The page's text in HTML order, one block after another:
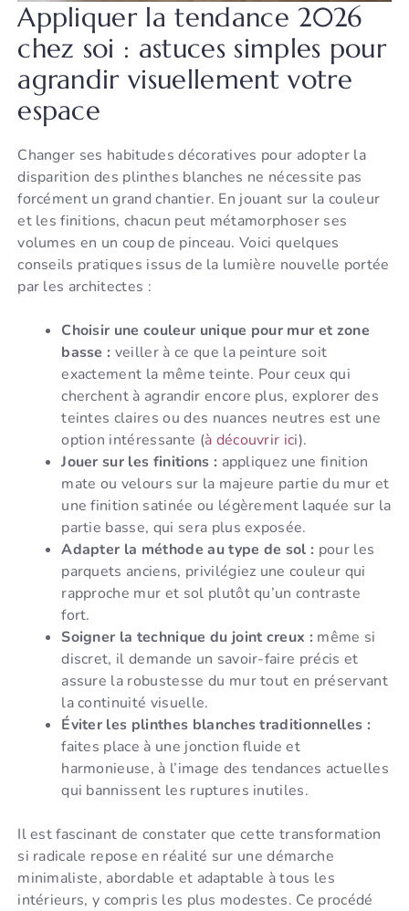
Appliquer la tendance 2026
chez soi : astuces simples pour
agrandir visuellement votre
espace
Changer ses habitudes décoratives pour adopter la
disparition des plinthes blanches ne nécessite pas
forcément un grand chantier. En jouant sur la couleur
et les finitions, chacun peut métamorphoser ses
volumes en un coup de pinceau. Voici quelques
conseils pratiques issus de la lumière nouvelle portée
par les architectes :
Choisir une couleur unique pour mur et zone
basse : veiller à ce que la peinture soit
exactement la même teinte. Pour ceux qui
cherchent à agrandir encore plus, explorer des
teintes claires ou des nuances neutres est une
option intéressante (à découvrir ici).
Jouer sur les finitions : appliquez une finition
mate ou velours sur la majeure partie du mur et
une finition satinée ou légèrement laquée sur la
partie basse, qui sera plus exposée.
Adapter la méthode au type de sol : pour les
parquets anciens, privilégiez une couleur qui
rapproche mur et sol plutôt qu’un contraste
fort.
Soigner la technique du joint creux : même si
discret, il demande un savoir-faire précis et
assure la robustesse du mur tout en préservant
la continuité visuelle.
Éviter les plinthes blanches traditionnelles :
faites place à une jonction fluide et
harmonieuse, à l’image des tendances actuelles
qui bannissent les ruptures inutiles.
Il est fascinant de constater que cette transformation
si radicale repose en réalité sur une démarche
minimaliste, abordable et adaptable à tous les
intérieurs, y compris les plus modestes. Ce procédé